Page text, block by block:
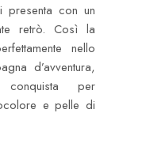
con un
retrò. Così la
nello
d’avventura,
per
e pelle di